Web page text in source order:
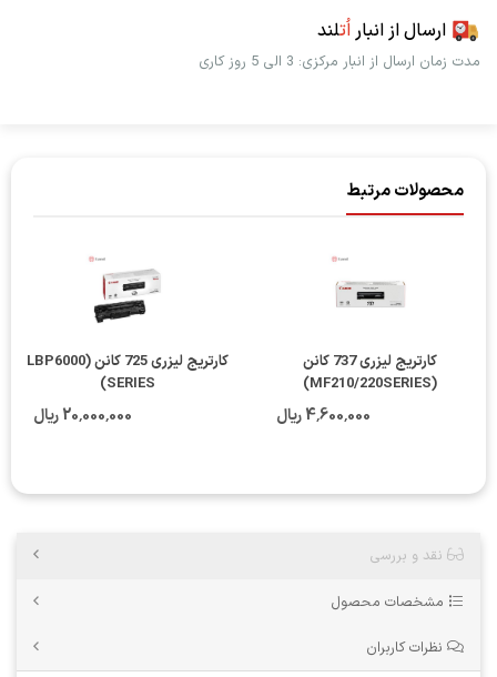
ارسال از انباراُتلند
مدت زمان ارسال از انبار مرکزی: 3 الی 5 روز کاری
محصولات مرتبط
کارتریج لیزری 737 کانن
(MF210/220SERIES)
4٬600٬000 ریال
کارتریج لیزری 725 کانن (LBP6000
SERIES)
20٬000٬000 ریال
نقد و بررسی
مشخصات محصول
نظرات کاربران